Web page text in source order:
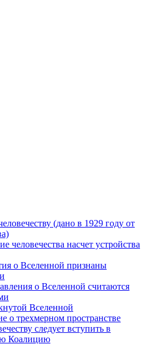
(дано в 1929 году от
человечества насчет устройства
о Вселенной признаны
о Вселенной считаются
Вселенной
о трехмерном пространстве
следует вступить в
Коалицию